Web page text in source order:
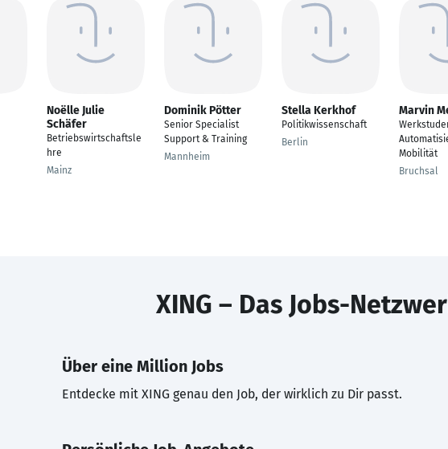
Noëlle Julie
Schäfer
Betriebswirtschaftsle
hre
Mainz
Dominik Pötter
Senior Specialist
Support & Training
Mannheim
Stella Kerkhof
Politikwissenschaft
Berlin
Marvin
Mobilität
Bruchsal
XING – Das Jobs-
Über eine Million Jobs
Entdecke mit XING genau den Job, der wirklich zu Dir passt.